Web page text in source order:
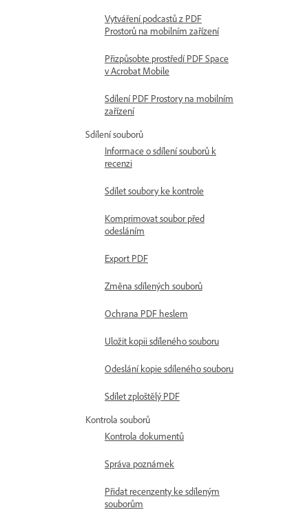
Vytváření podcastů z PDF
Prostorů na mobilním zařízení
Přizpůsobte prostředí PDF Space
v Acrobat Mobile
Sdílení PDF Prostory na mobilním
zařízení
Sdílení souborů
Informace o sdílení souborů k
recenzi
Sdílet soubory ke kontrole
Komprimovat soubor před
odesláním
Export PDF
Změna sdílených souborů
Ochrana PDF heslem
Uložit kopii sdíleného souboru
Odeslání kopie sdíleného souboru
Sdílet zploštělý PDF
Kontrola souborů
Kontrola dokumentů
Správa poznámek
Přidat recenzenty ke sdíleným
souborům